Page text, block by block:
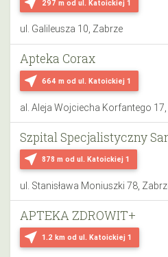
297 m od ul. Katoickiej 1
ul. Galileusza 10, Zabrze
near_me 664 m od ul. Katoickiej 1
Apteka Corax
al. Aleja Wojciecha Korfantego
near_me 878 m od ul. Katoickiej 1
Szpital Specjalistyczny
ul. Stanisława Moniuszki 78,
near_me 1.2 km od ul. Katoickiej 1
APTEKA ZDROWIT+